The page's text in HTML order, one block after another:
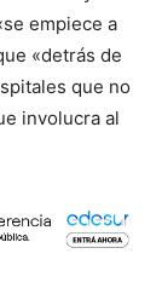
empiece a
«detrás de
que no
involucra al